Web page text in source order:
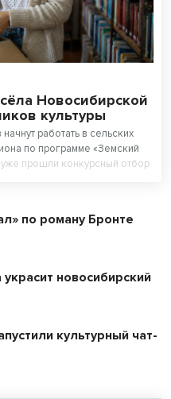
Новосибирской
культуры
работать в сельских
по программе «Земский
уже прошли конкурсный отбор
по роману Бронте
новосибирский
культурный чат-